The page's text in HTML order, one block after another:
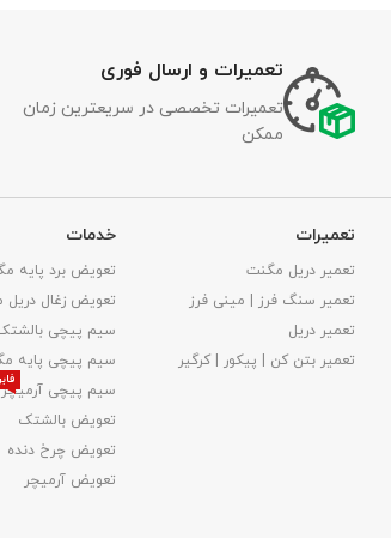
تعمیرات و ارسال فوری
تعمیرات تخصصی در سریعترین زمان
ممکن
تعمیرات
تعمیر دریل مگنت
تعمیر سنگ فرز | مینی فرز
تعمیر دریل
تعمیر بتن کن | پیکور | کرگیر
خدمات
تعویض برد پایه
تعویض زغال
سیم پیچی
سیم پیچی پایه
سیم پیچی
تعویض بالشتک​
تعویض چرخ دنده
تعویض آرمیچر